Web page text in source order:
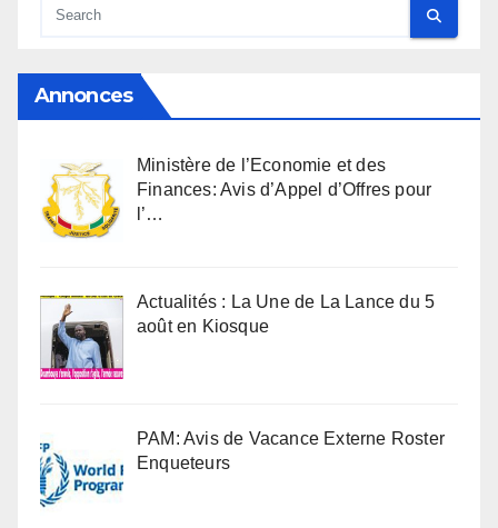
Annonces
Ministère de l’Economie et des
Finances: Avis d’Appel d’Offres pour
l’…
Actualités : La Une de La Lance du 5
août en Kiosque
PAM: Avis de Vacance Externe Roster
Enqueteurs